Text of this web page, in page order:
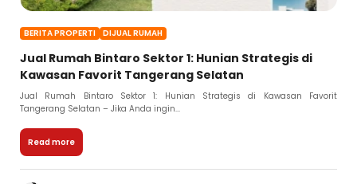
BERITA PROPERTI DIJUAL RUMAH
Jual Rumah Bintaro Sektor 1: Hunian Strategis di
Kawasan Favorit Tangerang Selatan
Jual Rumah Bintaro Sektor 1: Hunian Strategis di Kawasan Favorit
Tangerang Selatan – Jika Anda ingin...
Read more